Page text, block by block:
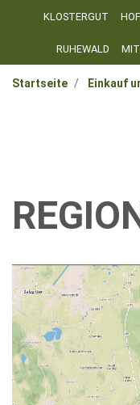
KLOSTERGUT
RUHEWALD
Startseite Einkauf